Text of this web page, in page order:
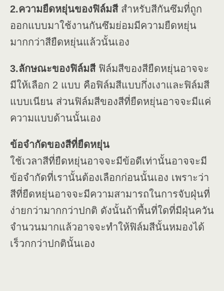
2.ความยืดหยุ่นของฟิล์มสีสำหรับสีกันซึมที่ถูก
ออกแบบมาใช้งานกันซึมย่อมมีความยืดหยุ่น
มากกว่าสียืดหยุ่นแล้วนั้นเอง
3.ลักษณะของฟิล์มสี ฟิล์มสีของสียืดหยุ่นอาจจะ
มีให้เลือก 2 แบบ คือฟิล์มสีแบบกึ่งเงาและฟิล์มสี
แบบเนียน ส่วนฟิล์มสีของสีที่ยืดหยุ่นอาจจะมีแค่
ความแบบด้านนั้นเอง
ข้อจำกัดของสีที่ยืดหยุ่น
ใช้เวลาสีที่ยืดหยุ่นอาจจะมีข้อดีเท่านั้นอาจจะมี
ข้อจำกัดที่เรานั้นต้องเลือกก่อนนั้นเอง เพราะว่า
สีที่ยืดหยุ่นอาจจะมีความสามารถในการจับฝุ่นที่
ง่ายกว่ามากกว่าปกติ ดังนั้นถ้าพื้นที่ใดที่มีฝุ่นควัน
จำนวนมากแล้วอาจจะทำให้ฟิล์มสีนั้นหมองได้
เร็วกกว่าปกตินั้นเอง